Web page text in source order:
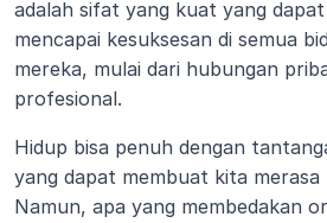
adalah sifat yang kuat yang
mencapai kesuksesan di semua
mereka, mulai dari hubungan
profesional.
Hidup bisa penuh dengan
yang dapat membuat kita merasa
Namun, apa yang membedakan